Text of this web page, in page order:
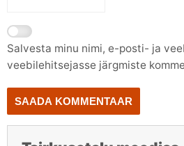
Salvesta minu nimi, e-posti- ja
veebilehitsejasse järgmiste